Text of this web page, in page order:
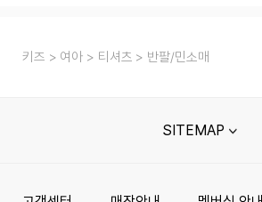
키즈 여아 티셔츠 반팔/민소매
SITEMAP